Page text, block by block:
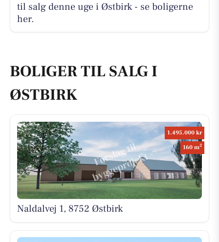
til salg denne uge i Østbirk - se boligerne
her.
BOLIGER TIL SALG I
ØSTBIRK
1.495.000 kr
160 m2
Naldalvej 1, 8752 Østbirk